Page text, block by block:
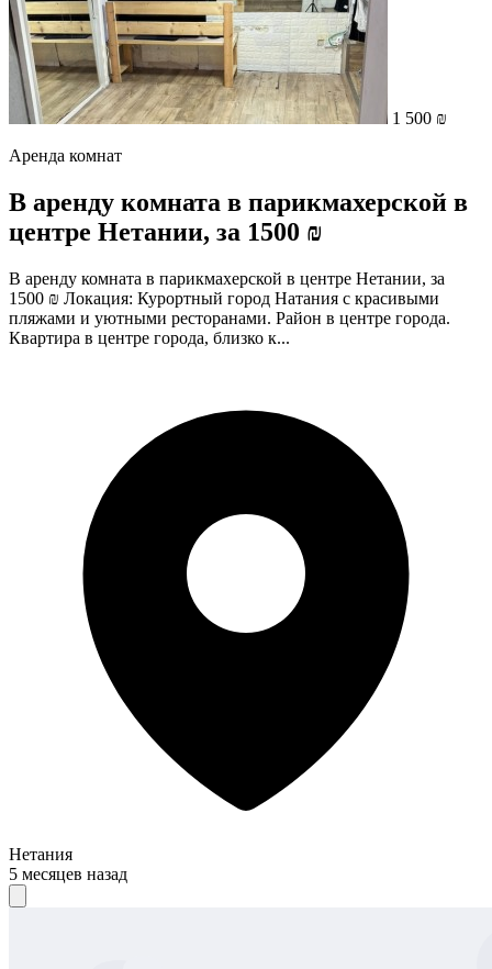
1 500 ₪
Аренда комнат
В аренду комната в парикмахерской в
центре Нетании, за 1500 ₪
В аренду комната в парикмахерской в центре Нетании, за
1500 ₪ Локация: Курортный город Натания с красивыми
пляжами и уютными ресторанами. Район в центре города.
Квартира в центре города, близко к...
Нетания
5 месяцев назад